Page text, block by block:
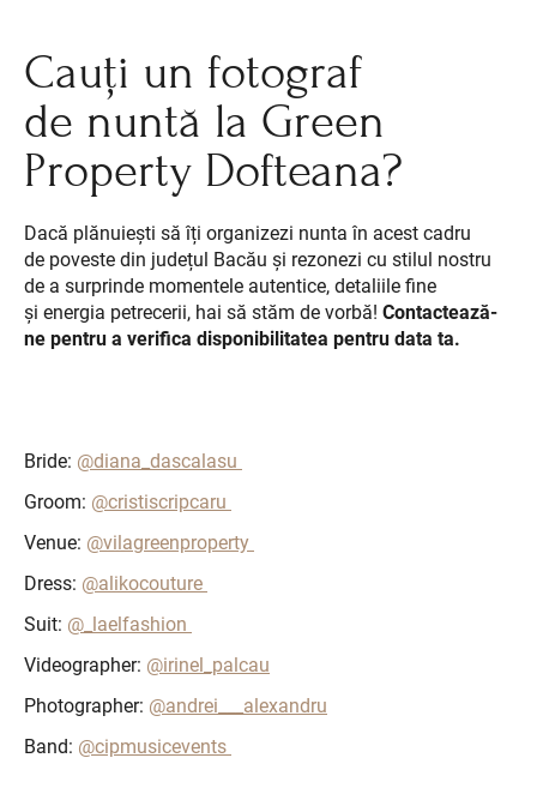
Cauți un fotograf
de nuntă la Green
Property Dofteana?
Dacă plănuiești să îți organizezi nunta în acest cadru
de poveste din județul Bacău și rezonezi cu stilul nostru
de a surprinde momentele autentice, detaliile fine
și energia petrecerii, hai să stăm de vorbă! Contactează-
ne pentru a verifica disponibilitatea pentru data ta.
Bride: @diana_dascalasu
Groom: @cristiscripcaru
Venue: @vilagreenproperty
Dress: @alikocouture
Suit: @_laelfashion
Videographer: @irinel_palcau
Photographer: @andrei___alexandru
Band: @cipmusicevents